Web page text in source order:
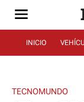
INICIO
TECNOMUNDO